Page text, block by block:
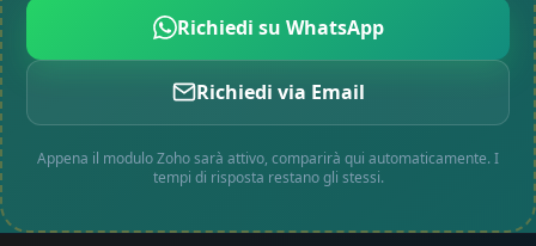
Richiedi su WhatsApp
Richiedi via Email
Appena il modulo Zoho sarà attivo, comparirà qui automaticamente. I
tempi di risposta restano gli stessi.